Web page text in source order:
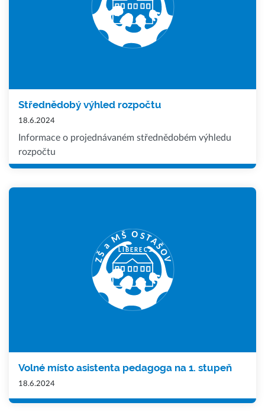
Střednědobý výhled rozpočtu
18.6.2024
Informace o projednávaném střednědobém výhledu
rozpočtu
Volné místo asistenta pedagoga na 1. stupeň
18.6.2024